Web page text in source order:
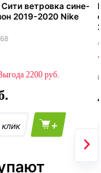
ветровка сине-
2019-2020 Nike
2200
+